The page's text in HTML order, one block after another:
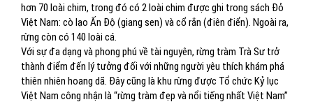
hơn 70 loài chim, trong đó có 2 loài chim được ghi trong sách Đỏ
Việt Nam: cò lạo Ấn Độ (giang sen) và cổ rắn (điên điển). Ngoài ra,
rừng còn có 140 loài cá.
Với sự đa dạng và phong phú về tài nguyên, rừng tràm Trà Sư trở
thành điểm đến lý tưởng đối với những người yêu thích khám phá
thiên nhiên hoang dã. Đây cũng là khu rừng được Tổ chức Kỷ lục
Việt Nam công nhận là “rừng tràm đẹp và nổi tiếng nhất Việt Nam”